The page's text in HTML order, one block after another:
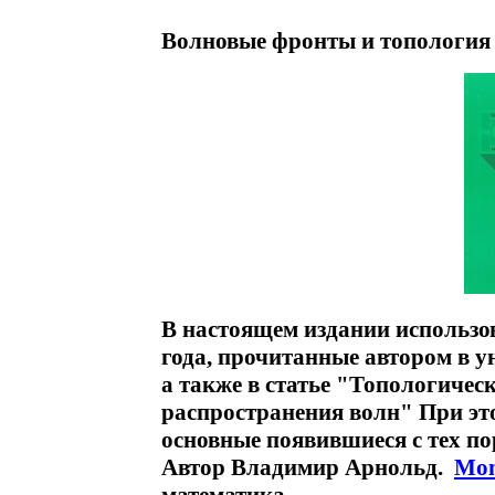
Волновые фронты и
В настоящем издании
года, прочитанные автором в
а также в статье
распространения волн" При
основные появившиеся с тех
Автор Владимир Арнольд.